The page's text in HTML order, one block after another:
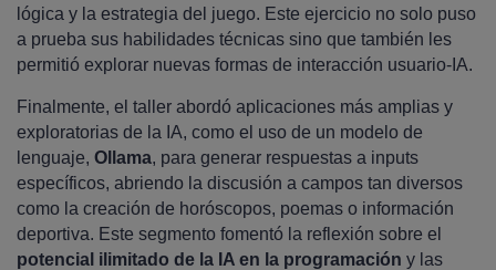
lógica y la estrategia del juego. Este ejercicio no solo puso
a prueba sus habilidades técnicas sino que también les
permitió explorar nuevas formas de interacción usuario-IA.
Finalmente, el taller abordó aplicaciones más amplias y
exploratorias de la IA, como el uso de un modelo de
lenguaje, Ollama, para generar respuestas a inputs
específicos, abriendo la discusión a campos tan diversos
como la creación de horóscopos, poemas o información
deportiva. Este segmento fomentó la reflexión sobre el
potencial ilimitado de la IA en la programación y las